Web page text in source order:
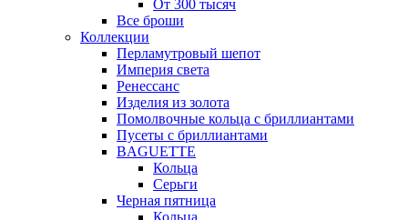
От 300 тысяч
Все броши
Коллекции
Перламутровый шепот
Империя света
Ренессанс
Изделия из золота
Помолвочные кольца с бриллиантами
Пусеты с бриллиантами
BAGUETTE
Кольца
Серьги
Черная пятница
Кольца